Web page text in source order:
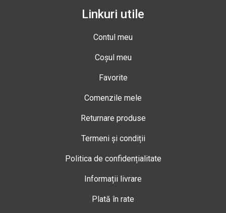
Linkuri utile
Contul meu
Coșul meu
Favorite
Comenzile mele
Returnare produse
Termeni și condiții
Politica de confidențialitate
Informații livrare
Plată în rate